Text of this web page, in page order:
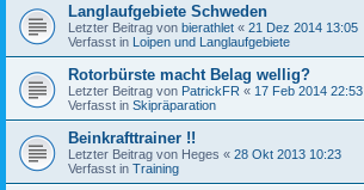
Langlaufgebiete Schweden
Letzter Beitrag von bierathlet « 21 Dez 2014 13:05
Verfasst in Loipen und Langlaufgebiete
Rotorbürste macht Belag wellig?
Letzter Beitrag von PatrickFR « 17 Feb 2014 22:53
Verfasst in Skipräparation
Beinkrafttrainer !!
Letzter Beitrag von Heges « 28 Okt 2013 10:23
Verfasst in Training